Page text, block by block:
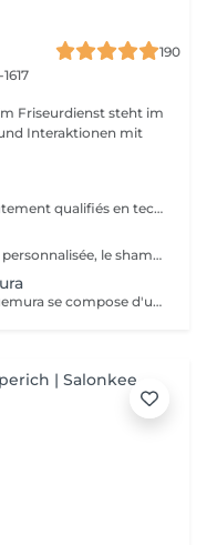
190
Interaktionen mit
Forfait EXPERTISE, nos coiffeurs hautement qualifiés en technique anglo-saxonne, en formation continu et diplômés d’une académie anglaise à Paris. Vous offre une séance d’une heure avec votre coach en suivi beauté. Ce pack inclus : 1 h de prestation Un diagnostique personnalisé Shampoing spécifique Haircare Conditioner spécifique Produit de coiffage Coupe Styling Produit de finition
Le pack comprend une consultation personnalisée, le shampooing et le conditionneur spécifiques REDKEN , le séchage et les produits de styling REDKEN * Tarifs à titre indicatifs à confirmer après la consultation personnalisée établit auprès de votre coiffeur/stylist/spécialiste * La direction se réserve le droit d’apporter des modifications pour le bon fonctionnement du salon
Le Rituel de massage Japonais Shu uemura se compose d'un shampooing et d'un soin d'une durée de 30 minutes pour une relaxation une une réparation intense du cheveu et ensuite le pack styling